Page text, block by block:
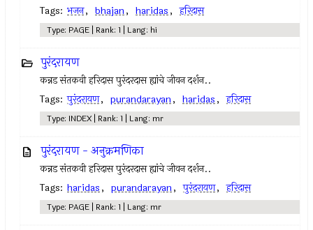
Tags: भजन, bhajan, haridas, हरिदास
Type: PAGE | Rank: 1 | Lang: hi
पुरंदरायण
कन्नड संतकवी हरिदास पुरंदरदास ह्यांचे जीवन दर्शन..
Tags: पुरंदरायण, purandarayan, haridas, हरिदास
Type: INDEX | Rank: 1 | Lang: mr
पुरंदरायण - अनुक्रमणिका
कन्नड संतकवी हरिदास पुरंदरदास ह्यांचे जीवन दर्शन..
Tags: haridas, purandarayan, पुरंदरायण, हरिदास
Type: PAGE | Rank: 1 | Lang: mr